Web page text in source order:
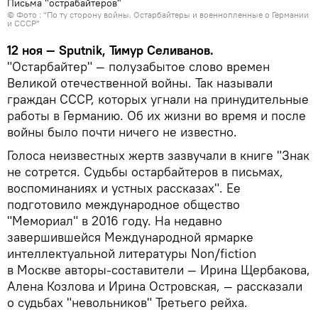
Письма "острабайтеров"
© Фото : "По ту сторону войны. Остарбайтеры и военнопленные о Германии
и СССР"
12 ноя — Sputnik, Тимур Селиванов.
"Остарбайтер" — полузабытое слово времен
Великой отечественной войны. Так называли
граждан СССР, которых угнали на принудительные
работы в Германию. Об их жизни во время и после
войны было почти ничего не известно.
Голоса неизвестных жертв зазвучали в книге "Знак
не сотрется. Судьбы остарбайтеров в письмах,
воспоминаниях и устных рассказах". Ее
подготовило международное общество
"Мемориал" в 2016 году. На недавно
завершившейся Международной ярмарке
интеллектуальной литературы Non/fiction
в Москве авторы-составители — Ирина Щербакова,
Алена Козлова и Ирина Островская, — рассказали
о судьбах "невольников" Третьего рейха.